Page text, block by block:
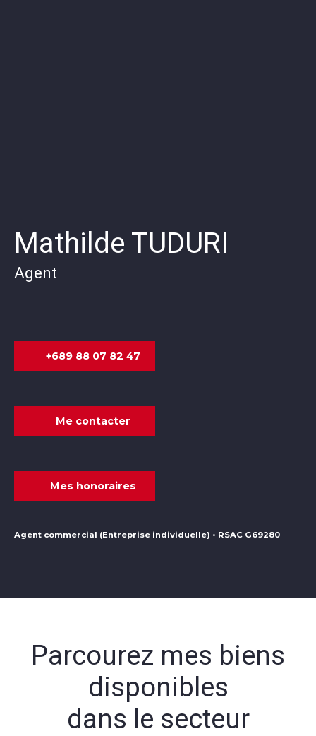
Mathilde TUDURI
Agent
+689 88 07 82 47
Me contacter
Mes honoraires
Agent commercial (Entreprise individuelle) • RSAC G69280
Parcourez mes biens
disponibles
dans le secteur